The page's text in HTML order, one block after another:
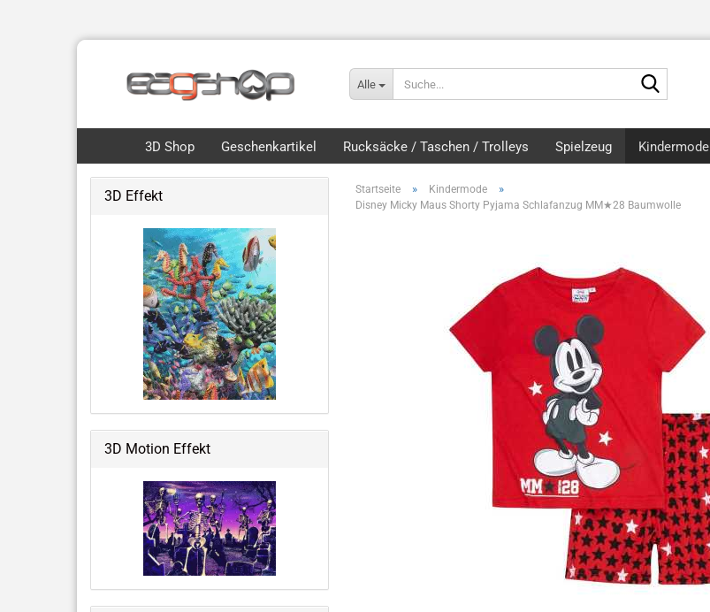
Alle
3D Shop
Royce 3D Collection Packs
3D Lesezeichen Hunde
Dinos & Drachen
Fische, Wale, Haie & mehr
Hunde & Katzen
Vögel & Fliegendes
Wüste & Dschungel-Tiere
weitere Tiermotive
Weltraum & Aliens
Grusliges, Halloween &
Fantastisches
Große Notizbücher mit 3D-Cover
Geschenkartikel Rucksäcke / Taschen / Trolleys Spielzeug Kindermode
Startseite » Kindermode »
Disney Micky Maus Shorty Pyjama Schlafanzug MM★28 Baumwolle
3D Effekt
3D Motion Effekt